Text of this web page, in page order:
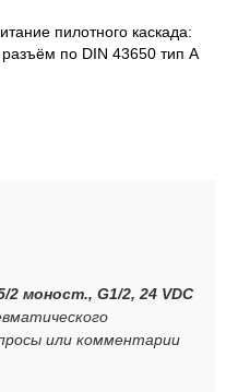
пилотного каскада:
по DIN 43650 тип A
2 моност., G1/2, 24 VDC
или комментарии